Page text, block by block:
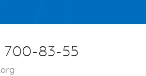
700-83-55